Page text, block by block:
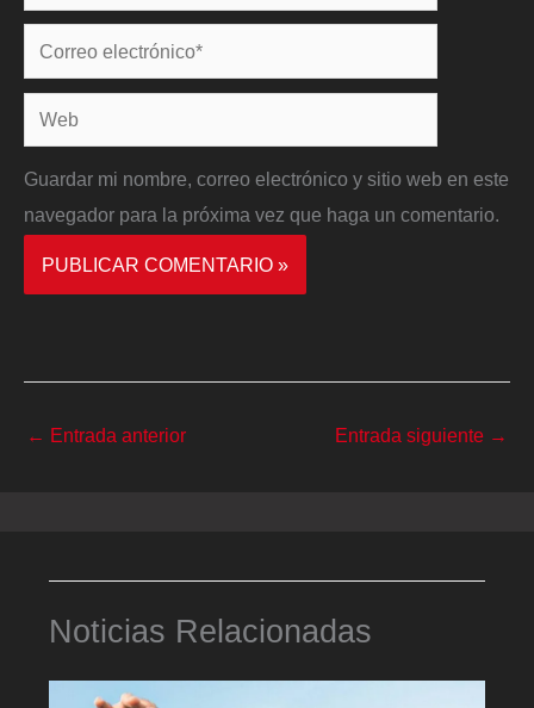
Correo
electrónico*
Web
Guardar mi nombre, correo electrónico y sitio web en este
navegador para la próxima vez que haga un comentario.
← Entrada anterior Entrada siguiente →
Noticias Relacionadas